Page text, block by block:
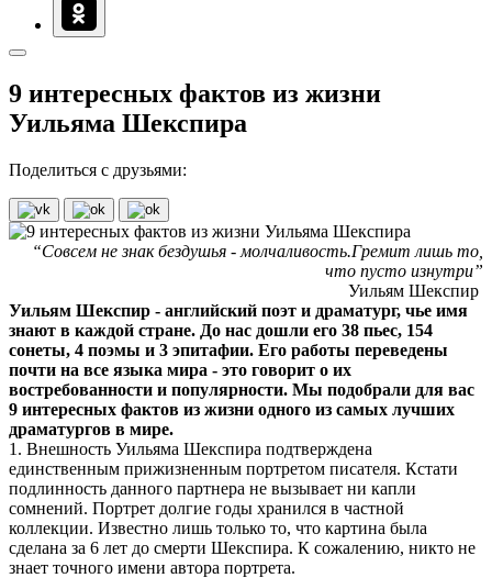
9 интересных фактов из жизни
Уильяма Шекспира
Поделиться с друзьями:
“Совсем не знак бездушья - молчаливость.Гремит лишь то,
что пусто изнутри”
Уильям Шекспир
Уильям Шекспир - английский поэт и драматург, чье имя
знают в каждой стране. До нас дошли его 38 пьес, 154
сонеты, 4 поэмы и 3 эпитафии. Его работы переведены
почти на все языка мира - это говорит о их
востребованности и популярности. Мы подобрали для вас
9 интересных фактов из жизни одного из самых лучших
драматургов в мире.
1. Внешность Уильяма Шекспира подтверждена
единственным прижизненным портретом писателя. Кстати
подлинность данного партнера не вызывает ни капли
сомнений. Портрет долгие годы хранился в частной
коллекции. Известно лишь только то, что картина была
сделана за 6 лет до смерти Шекспира. К сожалению, никто не
знает точного имени автора портрета.